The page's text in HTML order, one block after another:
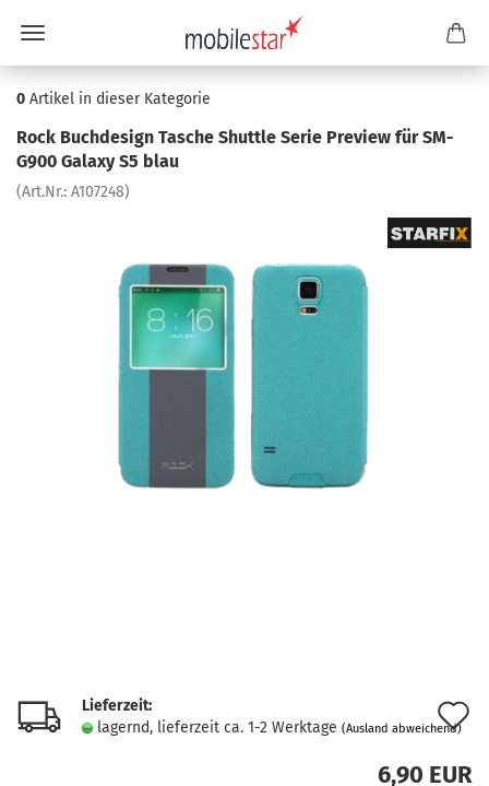
0 Artikel in dieser Kategorie
Rock Buch­de­sign Ta­sche Shut­tle Serie Pre­view für SM-​
G900 Ga­la­xy S5 blau
(Art.Nr.: A107248)
Lieferzeit:
lagernd, lieferzeit ca. 1-2 Werktage (Ausland abweichend)
6,90 EUR